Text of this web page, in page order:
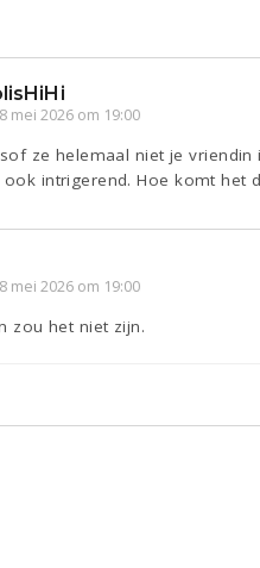
mei 2026 om 19:00
ze helemaal niet je
ook intrigerend. Hoe komt het
mei 2026 om 19:00
zou het niet zijn.